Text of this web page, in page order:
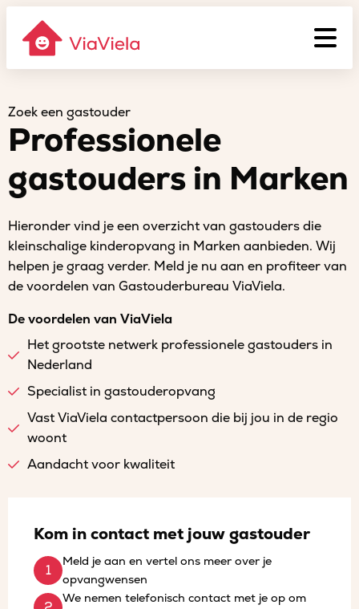
Zoek een gastouder
Professionele
gastouders in Marken
Hieronder vind je een overzicht van gastouders die
kleinschalige kinderopvang in Marken aanbieden. Wij
helpen je graag verder. Meld je nu aan en profiteer van
de voordelen van Gastouderbureau ViaViela.
De voordelen van ViaViela
Het grootste netwerk professionele gastouders in
Nederland
Specialist in gastouderopvang
Vast ViaViela contactpersoon die bij jou in de regio
woont
Aandacht voor kwaliteit
Kom in contact met jouw gastouder
Meld je aan en vertel ons meer over je
opvangwensen
We nemen telefonisch contact met je op om